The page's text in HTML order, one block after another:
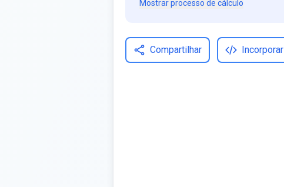
Mostrar processo de cálculo
Compartilhar Incorporar